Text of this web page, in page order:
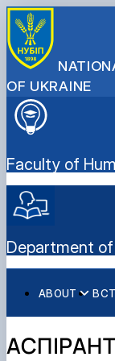
OF UKRAINE
Faculty of
Department
ABOUT
History
Як стати
Degree
Online
015